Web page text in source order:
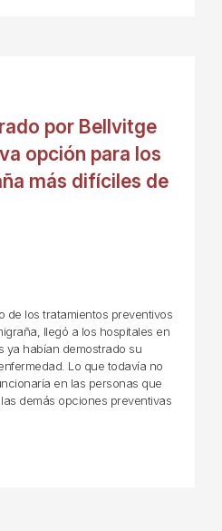
por Bellvitge
opción para los
más difíciles de
de los tratamientos preventivos
llegó a los hospitales en
ya habían demostrado su
Lo que todavía no
en las personas que
demás opciones preventivas